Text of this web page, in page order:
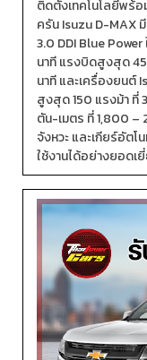
ติดตั้งเทคโนโลยีพร้
ครัน Isuzu D-MAX
3.0 DDI Blue
นาที แรงบิดสูงสุด
นาที และเครื่องยนต์
สูงสุด 150 แรงม้า
ตัน-เมตร ที่ 1,800
จังหวะ และเกียร์อัต
ใช้งานได้อย่างยอดเ